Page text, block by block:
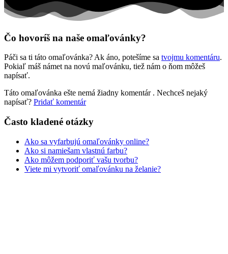
Zima a Vianoce
Nezaradené
Čo hovoríš na naše omaľovánky?
Páči sa ti táto omaľovánka? Ak áno, potešíme sa tvojmu komentáru.
Pokiaľ máš námet na novú maľovánku, tiež nám o ňom môžeš
napísať.
Táto omaľovánka ešte nemá žiadny komentár . Nechceš nejaký
napísať? Pridať komentár
Často kladené otázky
Ako sa vyfarbujú omaľovánky online?
Ako si namiešam vlastnú farbu?
Ako môžem podporiť vašu tvorbu?
Viete mi vytvoriť omaľovánku na želanie?